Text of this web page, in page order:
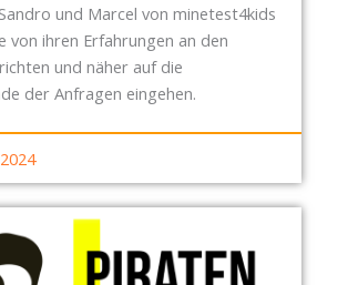
und Marcel von minetest4kids
von ihren Erfahrungen an den
und näher auf die
der Anfragen eingehen.